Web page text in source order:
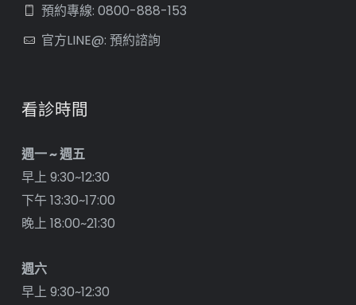
預約專線: 0800-888-153
官方LINE@: 預約諮詢
看診時間
週一 ~ 週五
早上 9:30~12:30
下午 13:30~17:00
晚上 18:00~21:30
週六
早上 9:30~12:30